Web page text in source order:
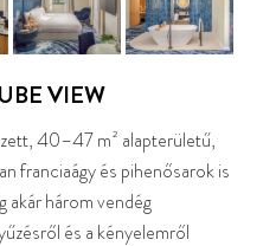
VIEW
40–47 m² alapterületű,
franciaágy és pihenősarok is
akár három vendég
és a kényelemről